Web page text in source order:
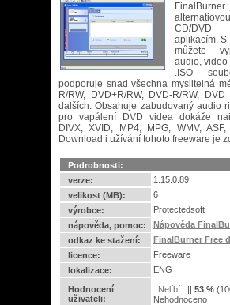
FinalBurner
CD/DVD
aplikacím. S
můžete
audio,
.ISO
podporuje snad všechna myslitelná
R/RW, DVD+R/RW, DVD-R/RW,
dalších. Obsahuje zabudovaný audio
pro vapálení DVD videa dokáže
DIVX, XVID, MP4, MPG, WMV,
Download i užívání tohoto freeware je
Podrobnosti:
verze:
1.15.0.89
velikost (MB):
6
výrobce:
Protectedsoft
nápověda, pomoc:
Nápověda
odkaz ke stažení:
FinalBurner Free
licence:
Freeware
lokalizace:
ENG
Hodnocení
uživateli:
|| 53 % (
Nehodnoceno